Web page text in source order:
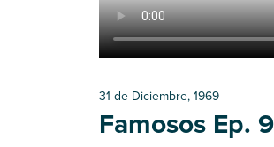
31 de Diciembre, 1969
Famosos Ep.